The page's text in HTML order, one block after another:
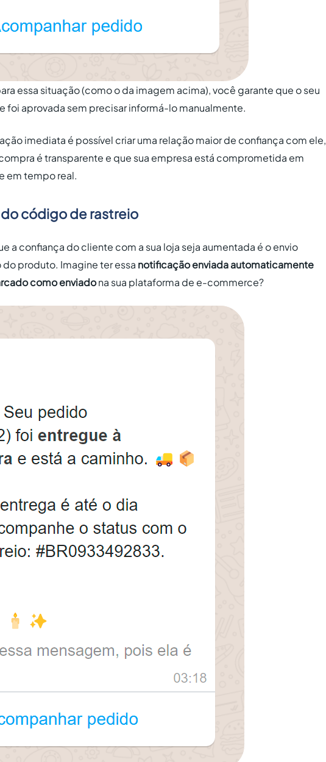
essa situação (como o da imagem acima), você garante que o seu
foi aprovada sem precisar informá-lo manualmente.
imediata é possível criar uma relação maior de confiança com ele,
é transparente e que sua empresa está comprometida em
em tempo real.
código de rastreio
a confiança do cliente com a sua loja seja aumentada é o envio
produto. Imagine ter essa notificação enviada automaticamente
como enviadona sua plataforma de e-commerce?